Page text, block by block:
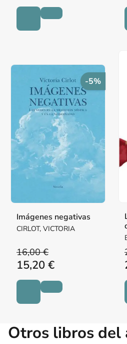
-5%
Imágenes negativas
CIRLOT, VICTORIA
16,00 €
15,20 €
Otros libros del